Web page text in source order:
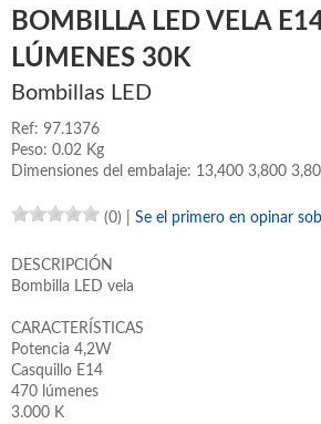
BOMBILLA LED VELA
LÚMENES 30K
Bombillas LED
Ref: 97.1376
Peso: 0.02 Kg
(0) Se el primero en opinar
DESCRIPCIÓN
Bombilla LED vela
CARACTERÍSTICAS
Potencia 4,2W
Casquillo E14
470 lúmenes
3.000 K